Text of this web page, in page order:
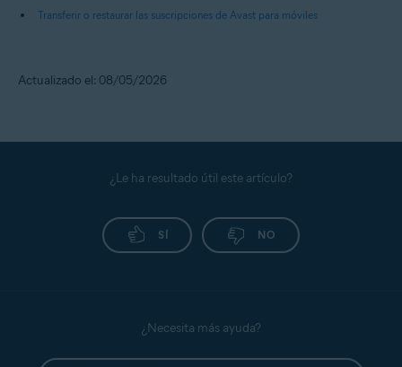
Transferir o restaurar las suscripciones de Avast para móviles
Actualizado el: 08/05/2026
¿Le ha resultado útil este artículo?
SÍ NO
¿Necesita más ayuda?